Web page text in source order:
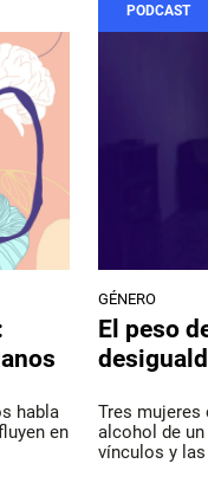
habla
en
PODCAST
GÉNERO
El peso
Tres mujeres
alcohol de
vínculos y